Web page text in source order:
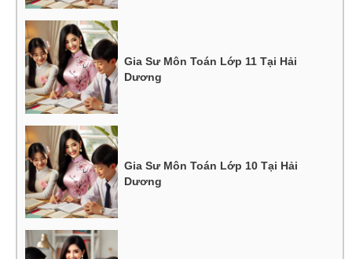
Gia Sư Môn Toán Lớp 11 Tại Hải
Dương
Gia Sư Môn Toán Lớp 10 Tại Hải
Dương